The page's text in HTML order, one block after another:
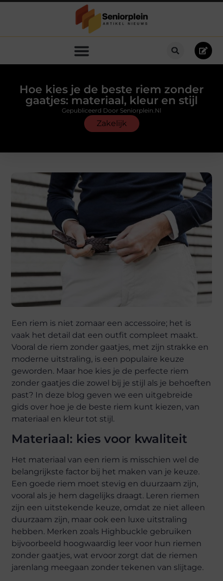
Hoe kies je de beste riem zonder
gaatjes: materiaal, kleur en stijl
Zakelijk
Gepubliceerd Door Seniorplein.nl
Een riem is niet zomaar een accessoire; het is
vaak het detail dat een outfit compleet maakt.
Vooral de riem zonder gaatjes, met zijn strakke en
moderne uitstraling, is een populaire keuze
geworden. Maar hoe kies je de perfecte riem
zonder gaatjes die zowel bij je stijl als je behoeften
past? In deze blog geven we een uitgebreide
gids over hoe je de beste riem kunt kiezen, van
materiaal en kleur tot stijl.
Materiaal: kies voor kwaliteit
Het materiaal van een riem is misschien wel de
belangrijkste factor bij het maken van je keuze.
Een goede riem moet stevig en duurzaam zijn,
vooral als je hem dagelijks draagt. Leren riemen
zijn een uitstekende keuze, omdat ze niet alleen
duurzaam zijn, maar ook een luxe uitstraling
hebben. Merken zoals Highbuckle gebruiken
bijvoorbeeld hoogwaardig leer voor hun riemen
zonder gaatjes, wat ervoor zorgt dat de riemen
jarenlang meegaan zonder tekenen van slijtage.